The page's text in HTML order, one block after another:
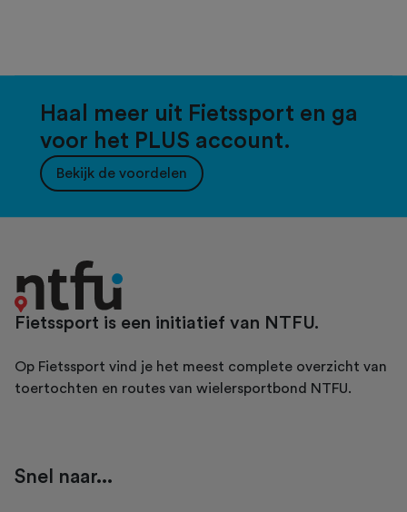
Haal meer uit Fietssport en ga
voor het PLUS account.
Bekijk de voordelen
Fietssport is een initiatief van NTFU.
Op Fietssport vind je het meest complete overzicht van
toertochten en routes van wielersportbond NTFU.
Snel naar...